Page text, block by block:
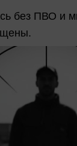
без ПВО и